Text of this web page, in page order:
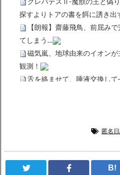
探すよりトアの書を餌に誘き出
【朗報】齋藤飛鳥、前屈み
てしまう…
磁気嵐、地球由来のイオン
観測！
舌を絡ませて、唾液交換し
広末涼子さん、正気に戻っ
割減
匿名
B!